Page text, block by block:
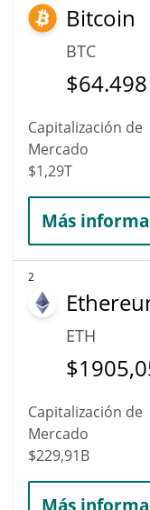
Bitcoin
BTC
$64.498
Capitalización de
Mercado
$1,29T
Más
2
ETH
$
Capitalización de
Mercado
$229,91B
Más